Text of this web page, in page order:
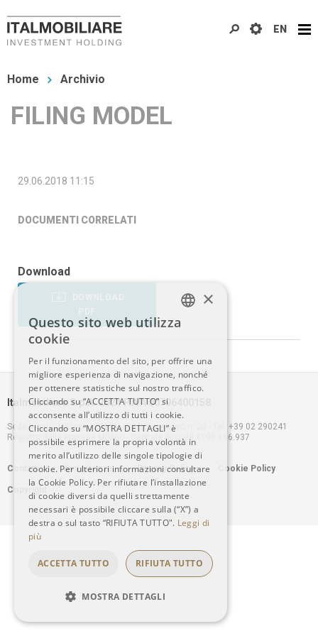
al
principale
Tu
qui
Home Archivio
FILING MODEL
29.06.2018 11:15
DOCUMENTI CORRELATI
Download
Italmobiliare S.p.A. 2021 P.IVA 00796400158
Sede legale: Milano – 20121, Via Borgonuovo n. 20 - Tel. +39 02 290241
Registro delle Imprese Milano - Capitale Sociale €100.166.937
Footer
menu
Contatti Avvertenze Privacy Policy Cookie Policy
Copyright
EN
ENGLISH
×
Questo sito web utilizza
cookie
Per il funzionamento del sito, per offrire una
migliore esperienza di navigazione, nonché
per ottenere statistiche sul nostro traffico.
Cliccando su “ACCETTA TUTTO” si
acconsente all’utilizzo di tutti i cookie.
Cliccando su “MOSTRA DETTAGLI” è
possibile esprimere la propria volontà in
merito all’utilizzo delle singole tipologie di
cookie. Per ulteriori informazioni consultare
la Cookie Policy. Per rifiutare l’installazione
di cookie diversi da quelli strettamente
necessari è possibile cliccare sulla (“X”) a
destra o sul tasto “RIFIUTA TUTTO". Leggi di
più
ACCETTA TUTTO RIFIUTA TUTTO
MOSTRA DETTAGLI